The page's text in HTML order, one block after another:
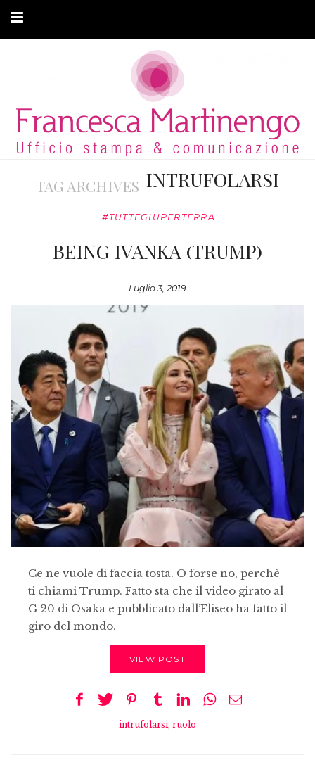
ARTICOLI
MODA ADATTIVA
CONTATTI
TAG ARCHIVES INTRUFOLARSI
#TUTTEGIUPERTERRA
BEING IVANKA (TRUMP)
Luglio 3, 2019
Ce ne vuole di faccia tosta. O forse no, perchè
ti chiami Trump. Fatto sta che il video girato al
G 20 di Osaka e pubblicato dall’Eliseo ha fatto il
giro del mondo.
VIEW POST
intrufolarsi, ruolo